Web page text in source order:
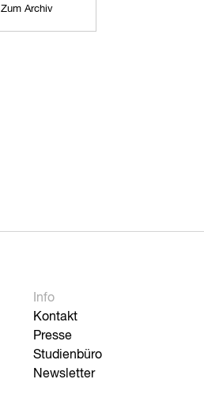
Zum Archiv
Info
Kontakt
Presse
Studienbüro
Newsletter